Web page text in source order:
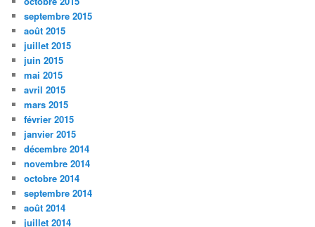
septembre 2015
août 2015
juillet 2015
juin 2015
mai 2015
avril 2015
mars 2015
février 2015
janvier 2015
décembre 2014
novembre 2014
octobre 2014
septembre 2014
août 2014
juillet 2014